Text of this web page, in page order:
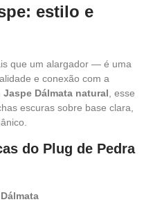
estilo e
que um alargador — é uma
e conexão com a
Jaspe Dálmata natural , esse
escuras sobre base clara,
do Plug de Pedra